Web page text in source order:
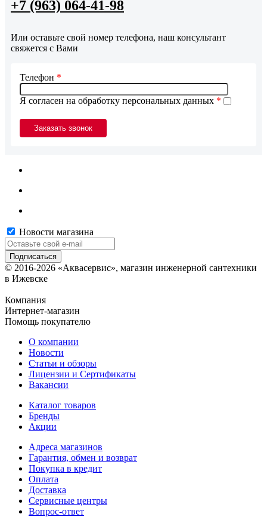
+7 (963) 064-41-98
Или оставьте свой номер телефона, наш консультант
свяжется с Вами
Я согласен на обработку персональных данных *
Телефон *
Новости магазина
© 2016-2026 «Аквасервис», магазин инженерной сантехники
в Ижевске
Компания
Интернет-магазин
Помощь покупателю
О компании
Новости
Статьи и обзоры
Лицензии и Сертификаты
Вакансии
Каталог товаров
Бренды
Акции
Адреса магазинов
Гарантия, обмен и возврат
Покупка в кредит
Оплата
Доставка
Сервисные центры
Вопрос-ответ